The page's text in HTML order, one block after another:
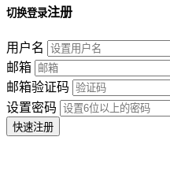
切换登录注册
用户名
邮箱
邮箱验证码
设置密码